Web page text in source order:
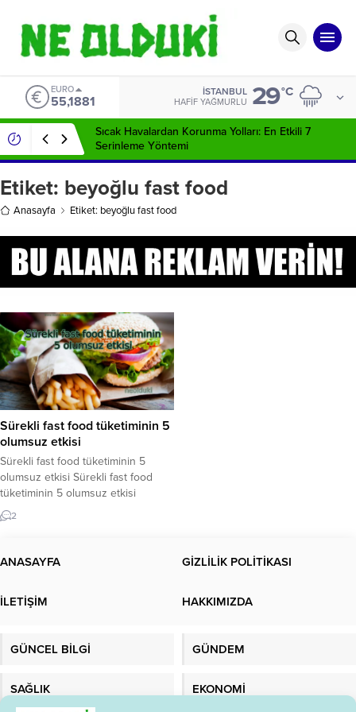
EURO
55,1881
İSTANBUL
HAFIF YAĞMURLU 29°C
Sıcak Havalardan Korunma Yolları: En Etkili 7
Serinleme Yöntemi
Etiket: beyoğlu fast food
Anasayfa Etiket: beyoğlu fast food
Sürekli fast food tüketiminin 5
olumsuz etkisi
Sürekli fast food tüketiminin 5
olumsuz etkisi Sürekli fast food
tüketiminin 5 olumsuz etkisi
bulunmaktadır. Fast food aşırı
tüketimi neye sebep olur ?Sürekli
programlarımız, tüketime
kullanmamıza neden oldu.
vücudumuza...
2
ANASAYFA GİZLİLİK POLİTİKASI
İLETİŞİM HAKKIMIZDA
GÜNCEL BİLGİ GÜNDEM
SAĞLIK EKONOMİ